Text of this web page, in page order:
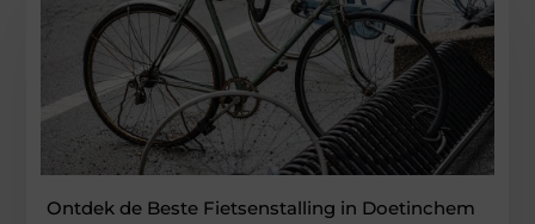
Ontdek de Beste Fietsenstalling in Doetinchem